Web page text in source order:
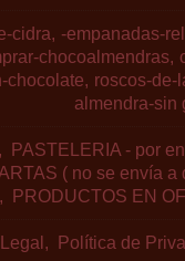
cidra -empanadas-
chocoalmendras
chocolate roscos-de-
almendra-sin
PASTELERIA - por
( no se envía
PRODUCTOS EN
Política de